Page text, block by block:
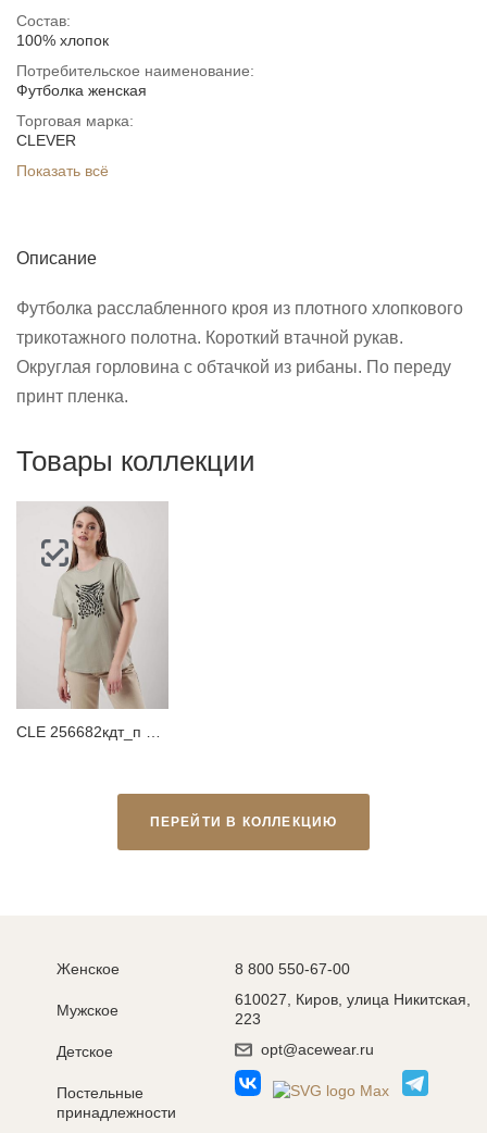
Состав:
100% хлопок
Потребительское наименование:
Футболка женская
Торговая марка:
CLEVER
Показать всё
Описание
Футболка расслабленного кроя из плотного хлопкового
трикотажного полотна. Короткий втачной рукав.
Округлая горловина с обтачкой из рибаны. По переду
принт пленка.
Товары коллекции
ПЕРЕЙТИ В КОЛЛЕКЦИЮ
Женское
Мужское
Детское
Постельные
принадлежности
8 800 550-67-00
610027, Киров, улица Никитская,
223
opt@acewear.ru